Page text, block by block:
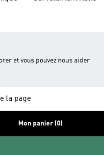
et vous pouvez nous aider
la page
Mon panier (0)